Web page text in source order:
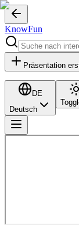
KnowFun
Präsentation
DE
Deutsch